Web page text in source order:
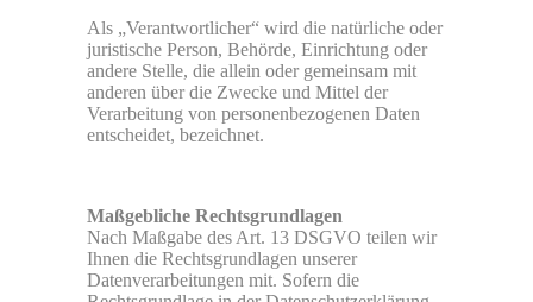
Als „Verantwortlicher“ wird die natürliche oder
juristische Person, Behörde, Einrichtung oder
andere Stelle, die allein oder gemeinsam mit
anderen über die Zwecke und Mittel der
Verarbeitung von personenbezogenen Daten
entscheidet, bezeichnet.
Maßgebliche Rechtsgrundlagen
Nach Maßgabe des Art. 13 DSGVO teilen wir
Ihnen die Rechtsgrundlagen unserer
Datenverarbeitungen mit. Sofern die